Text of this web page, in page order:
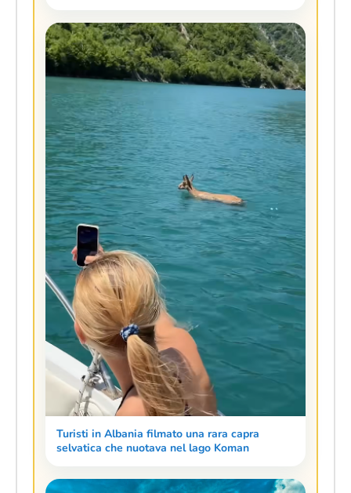
Turisti in Albania filmato una rara capra
selvatica che nuotava nel lago Koman